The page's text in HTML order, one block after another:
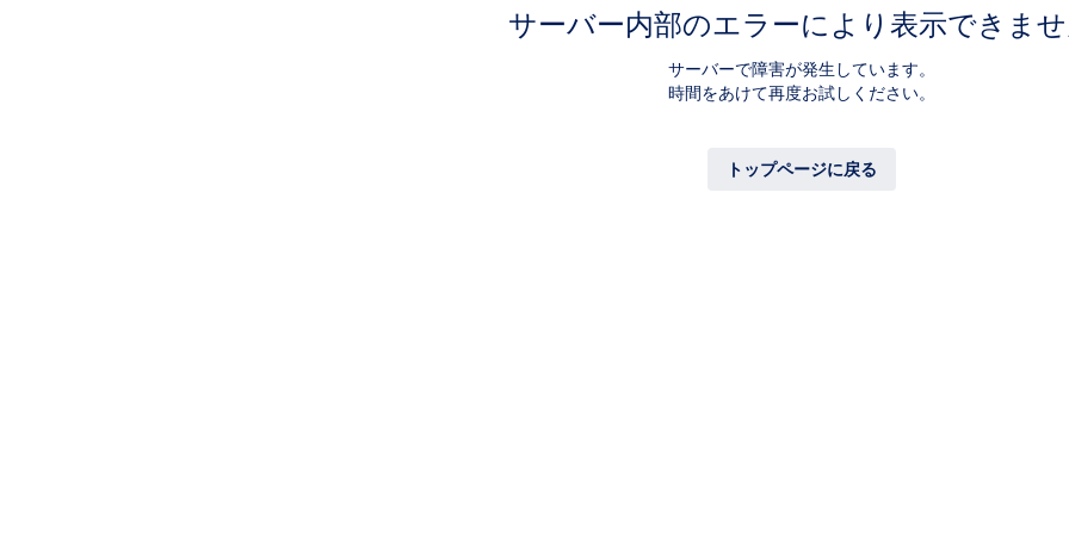
サーバー内部のエラーにより表示できま
サーバーで障害が発生しています。
時間をあけて再度お試しください。
トップページに戻る